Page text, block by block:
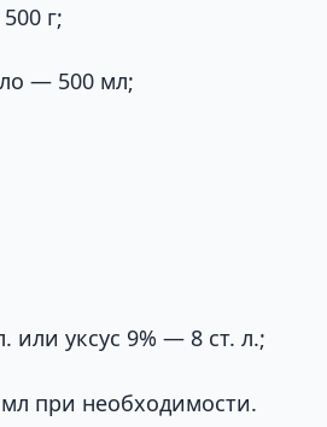
г;
— 500 мл;
или уксус 9% — 8 ст. л.;
при необходимости.